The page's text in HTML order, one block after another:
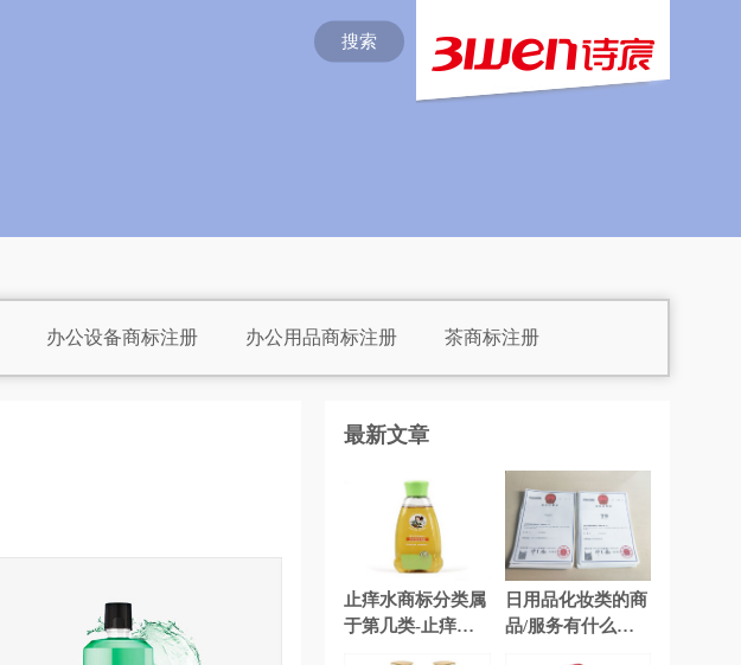
搜索
办公设备商标注册 办公用品商标注册 茶商标注册
干果商标注册
花商标注册
家居商标注册
咖啡商标注册
帽商标注册 能源商标注册
最新文章
止痒水商标分类属
于第几类-止痒消
日用品化妆类的商
品/服务有什么？